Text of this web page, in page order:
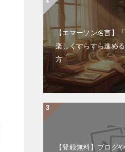
【エマーソン名言】
楽しくすらすら進め
方
【登録無料】ブログ